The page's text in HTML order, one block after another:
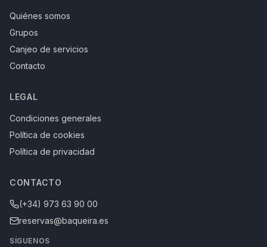
Quiénes somos
Grupos
Canjeo de servicios
Contacto
LEGAL
Condiciones generales
Política de cookies
Política de privacidad
CONTACTO
(+34) 973 63 90 00
reservas@baqueira.es
SÍGUENOS